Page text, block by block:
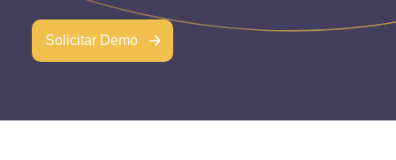
Solicitar Demo